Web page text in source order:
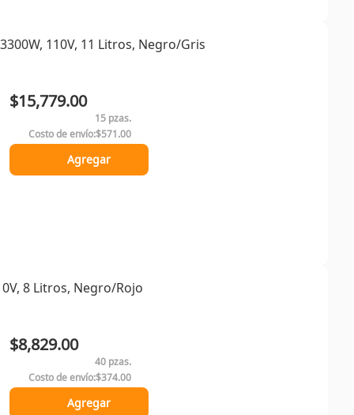
110V, 11 Litros, Negro/Gris
$15,779.00
Costo de envío:$571.00
15 pzas.
Agregar
8 Litros, Negro/Rojo
$8,829.00
Costo de envío:$374.00
40 pzas.
Agregar